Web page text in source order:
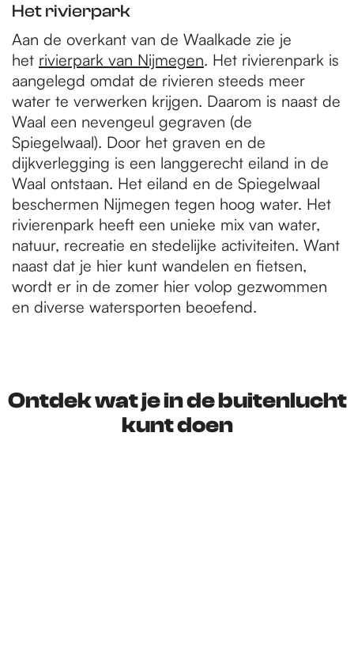
Het rivierpark
Aan de overkant van de Waalkade zie je
het rivierpark van Nijmegen. Het rivierenpark is
aangelegd omdat de rivieren steeds meer
water te verwerken krijgen. Daarom is naast de
Waal een nevengeul gegraven (de
Spiegelwaal). Door het graven en de
dijkverlegging is een langgerecht eiland in de
Waal ontstaan. Het eiland en de Spiegelwaal
beschermen Nijmegen tegen hoog water. Het
rivierenpark heeft een unieke mix van water,
natuur, recreatie en stedelijke activiteiten. Want
naast dat je hier kunt wandelen en fietsen,
wordt er in de zomer hier volop gezwommen
en diverse watersporten beoefend.
Ontdek wat je in de buitenlucht
kunt doen